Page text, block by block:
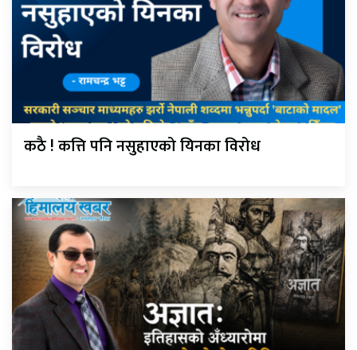
कठै ! कत्ति पनि नसुहाएको यिनका विरोध